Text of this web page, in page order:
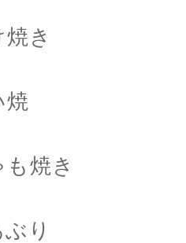
焼き
まい焼
ゃも焼き
あぶり